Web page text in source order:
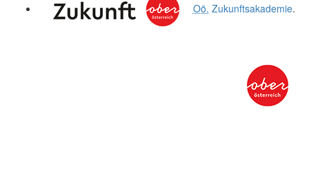
Oö. Zukunftsakademie.